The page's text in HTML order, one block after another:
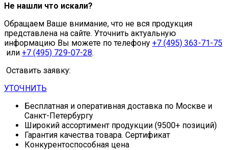
Не нашли что искали?
Обращаем Ваше внимание, что не вся продукция
представлена на сайте. Уточнить актуальную
информацию Вы можете по телефону +7 (495) 363-71-75
или +7 (495) 729-07-28.
Оставить заявку:
УТОЧНИТЬ
Бесплатная и оперативная доставка по Москве и
Санкт-Петербургу
Широкий ассортимент продукции (9500+ позиций)
Гарантия качества товара. Сертификат
Конкурентоспособная цена